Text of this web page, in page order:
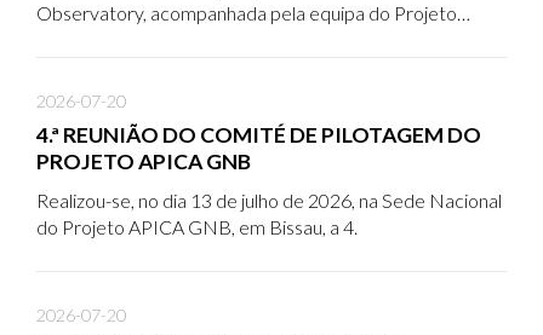
Observatory, acompanhada pela equipa do Projeto
(MAAC), onde foi recebida por Sua Excelência o Ministro
do Ambiente e Ação Climática, Dr.
2026-07-20
4.ª REUNIÃO DO COMITÉ DE PILOTAGEM DO
PROJETO APICA GNB
Realizou-se, no dia 13 de julho de 2026, na Sede Nacional
do Projeto APICA GNB, em Bissau, a 4.
2026-07-20